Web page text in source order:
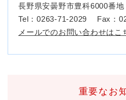
長野県安曇野市豊科6000番
Tel：0263-71-2029
Fax：
メールでのお問い合わせはこ
重要なお